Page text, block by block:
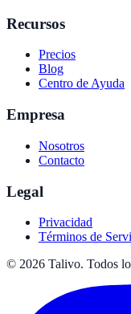
Recursos
Precios
Blog
Centro de Ayuda
Empresa
Nosotros
Contacto
Legal
Privacidad
Términos de
© 2026 Talivo. Todos